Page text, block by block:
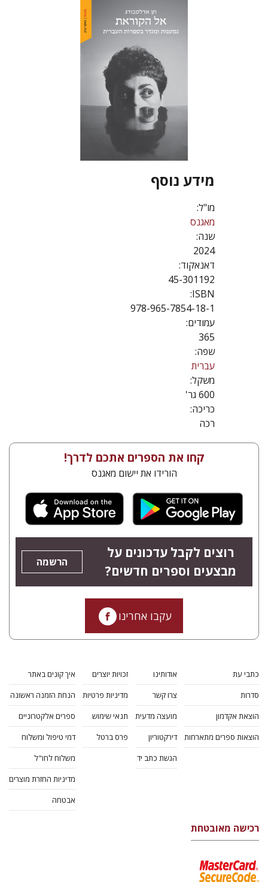
מידע נוסף
מו"ל:
מאגנס
שנה:
2024
דאנאקוד:
45-301192
ISBN:
978-965-7854-18-1
עמודים:
365
שפה:
עברית
משקל:
600 גר'
כריכה:
רכה
קחו את הספרים אתכם לדרך!
הורידו את יישום מאגנס
רוצים לקבל עדכונים על
מבצעים וספרים חדשים?
הרשמה
עקבו אחרינו
כתבי עת
סדרות
הוצאת אקדמון
הוצאות ספרים מתארחות
אודותינו
צרו קשר
מועצה מדעית
דירקטוריון
הגשת כתב יד
זכויות יוצרים
מדיניות פרטיות
תנאי שימוש
פרס ברטל
איך קונים באתר
הנחת הזמנה ראשונה
ספרים אלקטרוניים
דמי טיפול ומשלוח
משלוח לחו"ל
מדיניות החזרת מוצרים
אבטחה
רכישה מאובטחת